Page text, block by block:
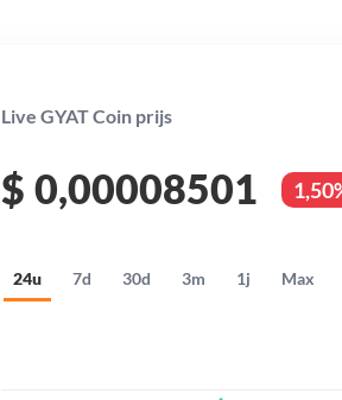
Live GYAT Coin prijs
$ 0,00008501
24u 7d 30d 3m 1j Max